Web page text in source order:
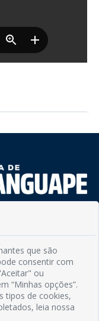
13h
que são
consentir com
ou
“Minhas opções”.
tipos de cookies,
leia nossa